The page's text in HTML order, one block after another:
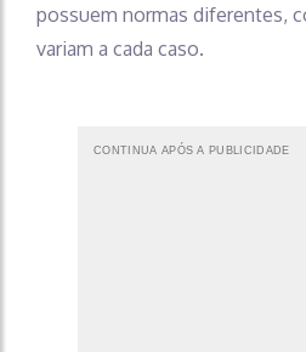
possuem normas diferentes,
variam a cada caso.
CONTINUA APÓS A PUBLICIDADE